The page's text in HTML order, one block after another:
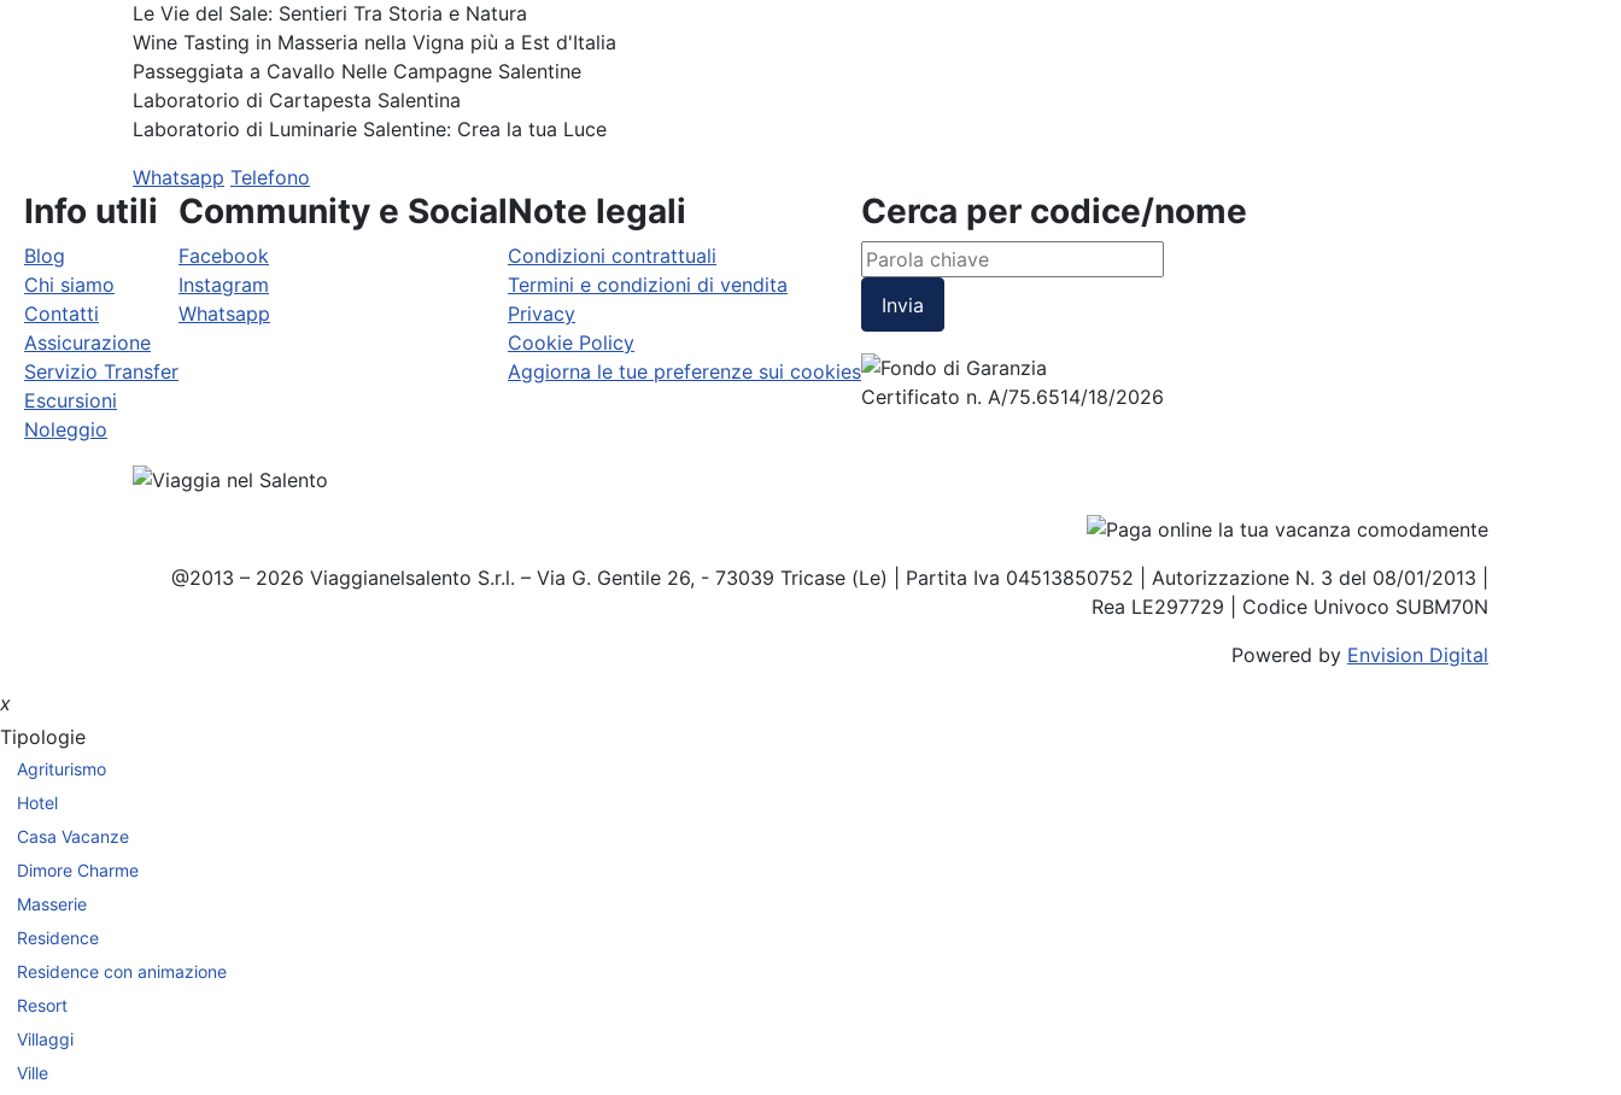
Le Vie del Sale: Sentieri Tra Storia e Natura
Wine Tasting in Masseria nella Vigna più a Est d'Italia
Passeggiata a Cavallo Nelle Campagne Salentine
Laboratorio di Cartapesta Salentina
Laboratorio di Luminarie Salentine: Crea la tua Luce
Whatsapp Telefono
Info utili
Blog
Chi siamo
Contatti
Assicurazione
Servizio Transfer
Escursioni
Noleggio
Community e Social
Facebook
Instagram
Whatsapp
Note legali
Condizioni contrattuali
Termini e condizioni di vendita
Privacy
Cookie Policy
Aggiorna le tue preferenze sui cookies
Cerca per codice/nome
Invia
Certificato n. A/75.6514/18/2026
@2013 – 2026 Viaggianelsalento S.r.l. – Via G. Gentile 26, - 73039 Tricase (Le) | Partita Iva 04513850752 | Autorizzazione N. 3 del 08/01/2013 |
Rea LE297729 | Codice Univoco SUBM70N
Powered by Envision Digital
x
Tipologie
Agriturismo
Hotel
Casa Vacanze
Dimore Charme
Masserie
Residence
Residence con animazione
Resort
Villaggi
Ville